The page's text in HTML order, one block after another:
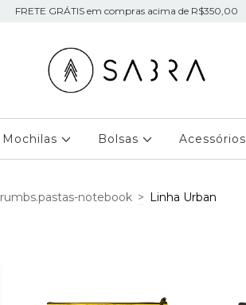
FRETE GRÁTIS em compras acima de R$350,00
Mochilas Bolsas Acessórios
notebook > Linha Urban